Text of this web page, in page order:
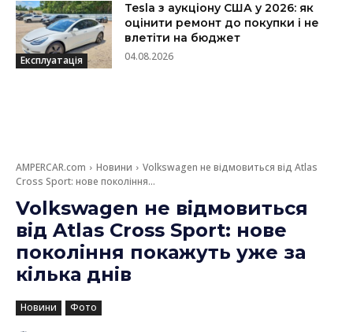
Експлуатація
Tesla з аукціону США у 2026: як
оцінити ремонт до покупки і не
влетіти на бюджет
04.08.2026